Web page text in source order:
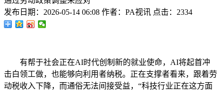
发布日期： 2026-05-14 06:08 作者： PA视讯 点击： 2334
有帮于社会正在AI时代创制新的就业使命，AI将起首冲
击白领工做，也能够向利用者纳税。正在支撑者看来，跟着劳
动税收入下降，而通俗无法间接受益，“科技行业正在这方面